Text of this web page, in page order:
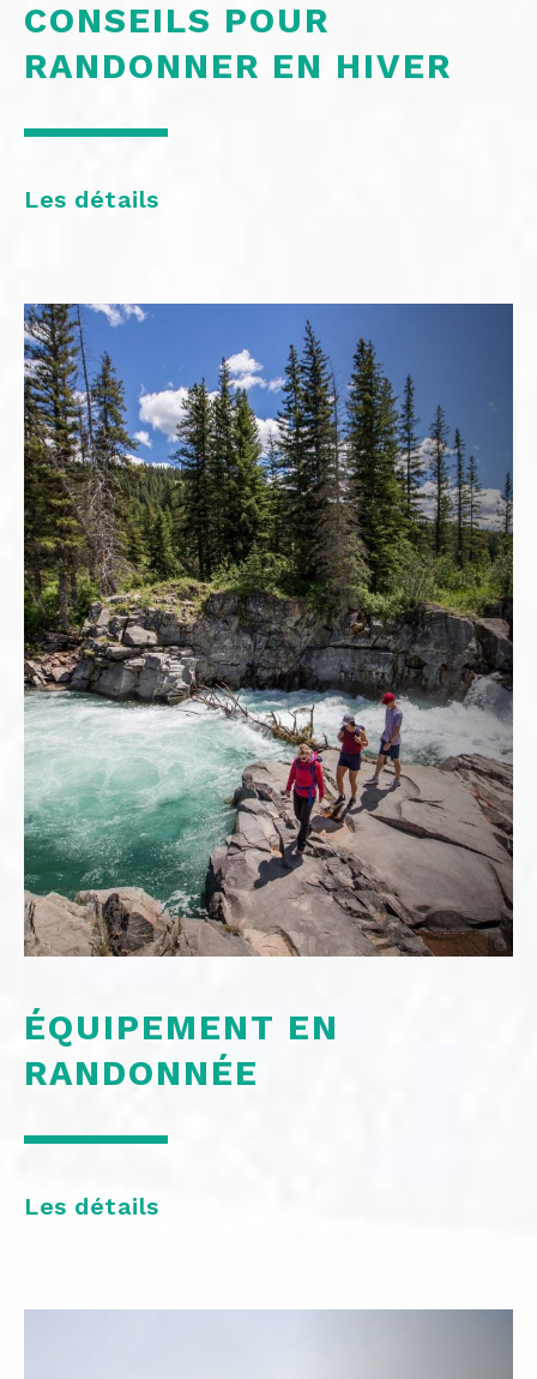
CONSEILS POUR
RANDONNER EN HIVER
Les détails
©
ÉQUIPEMENT EN
RANDONNÉE
Les détails